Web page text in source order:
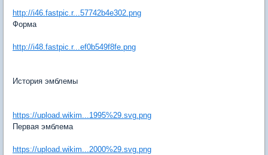
http://i46.fastpic.r...57742b4e302.png
Форма
http://i48.fastpic.r...ef0b549f8fe.png
История эмблемы
https://upload.wikim...1995%29.svg.png
Первая эмблема
https://upload.wikim...2000%29.svg.png